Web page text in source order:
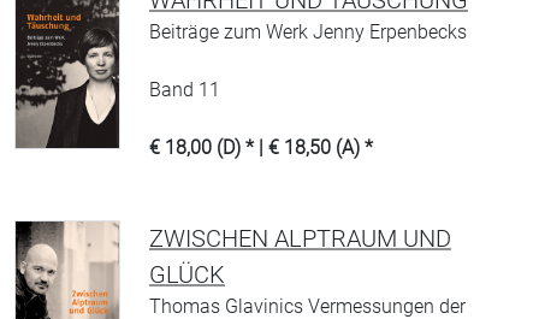
Beiträge zum Werk Jenny Erpenbecks
Band 11
€ 18,00 (D) * | € 18,50 (A) *
ZWISCHEN ALPTRAUM UND
GLÜCK
Thomas Glavinics Vermessungen der